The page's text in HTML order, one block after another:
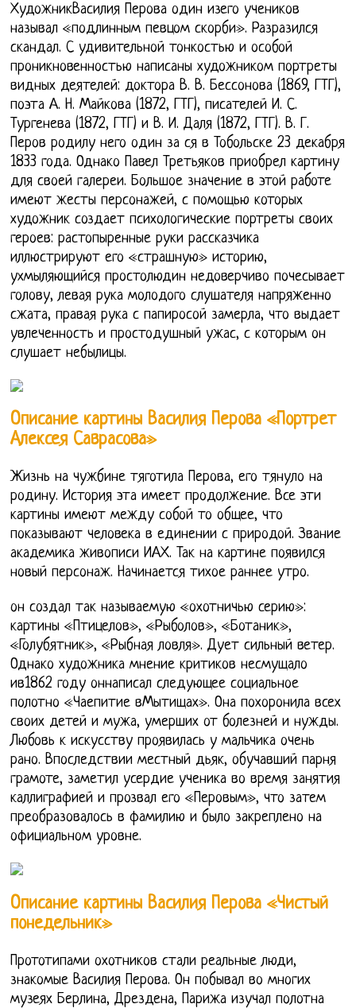
ХудожникВасилия Перова один изего учеников
называл «подлинным певцом скорби». Разразился
скандал. С удивительной тонкостью и особой
проникновенностью написаны художником портреты
видных деятелей: доктора В. В. Бессонова (1869, ГТГ),
поэта А. Н. Майкова (1872, ГТГ), писателей И. С.
Тургенева (1872, ГТГ) и В. И. Даля (1872, ГТГ). В. Г.
Перов родилу него один за ся в Тобольске 23 декабря
1833 года. Однако Павел Третьяков приобрел картину
для своей галереи. Большое значение в этой работе
имеют жесты персонажей, с помощью которых
художник создает психологические портреты своих
героев: растопыренные руки рассказчика
иллюстрируют его «страшную» историю,
ухмыляющийся простолюдин недоверчиво почесывает
голову, левая рука молодого слушателя напряженно
сжата, правая рука с папиросой замерла, что выдает
увлеченность и простодушный ужас, с которым он
слушает небылицы.
Описание картины Василия Перова «Портрет
Алексея Саврасова»
Жизнь на чужбине тяготила Перова, его тянуло на
родину. История эта имеет продолжение. Все эти
картины имеют между собой то общее, что
показывают человека в единении с природой. Звание
академика живописи ИАХ. Так на картине появился
новый персонаж. Начинается тихое раннее утро.
он создал так называемую «охотничью серию»:
картины «Птицелов», «Рыболов», «Ботаник»,
«Голубятник», «Рыбная ловля». Дует сильный ветер.
Однако художника мнение критиков несмущало
ив1862 году оннаписал следующее социальное
полотно «Чаепитие вМытищах». Она похоронила всех
своих детей и мужа, умерших от болезней и нужды.
Любовь к искусству проявилась у мальчика очень
рано. Впоследствии местный дьяк, обучавший парня
грамоте, заметил усердие ученика во время занятия
каллиграфией и прозвал его «Перовым», что затем
преобразовалось в фамилию и было закреплено на
официальном уровне.
Описание картины Василия Перова «Чистый
понедельник»
Прототипами охотников стали реальные люди,
знакомые Василия Перова. Он побывал во многих
музеях Берлина, Дрездена, Парижа изучал полотна